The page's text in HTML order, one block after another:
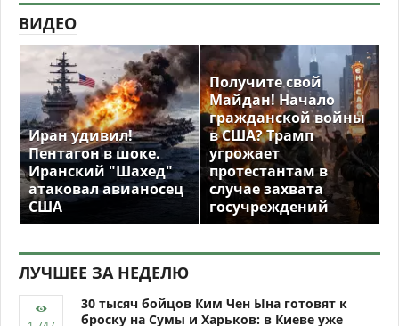
ВИДЕО
Иран удивил!
Пентагон в шоке.
Иранский "Шахед"
атаковал авианосец
США
Получите свой
Майдан! Начало
гражданской войны
в США? Трамп
угрожает
протестантам в
случае захвата
госучреждений
ЛУЧШЕЕ ЗА НЕДЕЛЮ
30 тысяч бойцов Ким Чен Ына готовят к
броску на Сумы и Харьков: в Киеве уже